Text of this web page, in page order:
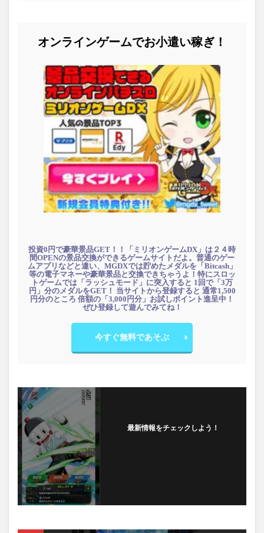
オンラインゲームでお小遣い稼ぎ！
投資0円で豪華景品GET！！「ミリオンゲームDX」は２４時
間OPENの景品交換ができるゲームサイトだよ。普通のゲー
ムアプリなどと違い、MGDXでは貯めたメダルを「Bitcash」
等の電子マネーや豪華景品と交換できちゃうよ！特にスロッ
トゲームでは「ラッシュモード」に突入すると 1回で「3万
円」分のメダルをGET！ 当サイトから登録すると 通常1,500
円分のところ 倍額の「3,000円分」お試しポイント進呈中！
ぜひ登録して遊んでみてね！
今すぐ無料であそぶ
最新情報をチェックしよう！